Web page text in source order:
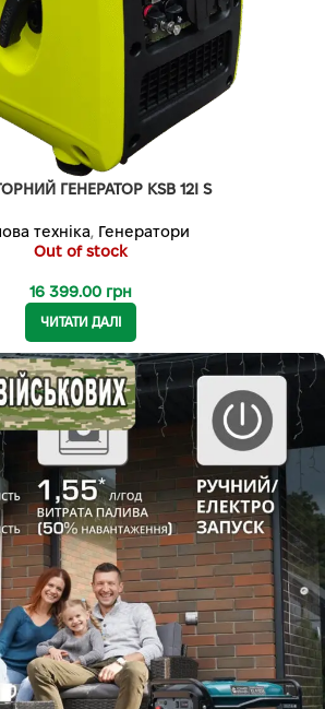
ГЕНЕРАТОР KSB 12I S
техніка, Генератори
Out of stock
16 399.00 грн
ЧИТАТИ ДАЛІ